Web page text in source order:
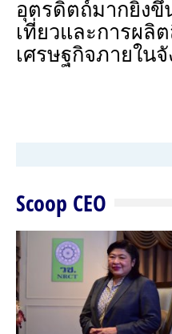
อุตรดิตถ์มากยิ่งขึ้
เที่ยวและการผลิ
เศรษฐกิจภายใน
Scoop CEO